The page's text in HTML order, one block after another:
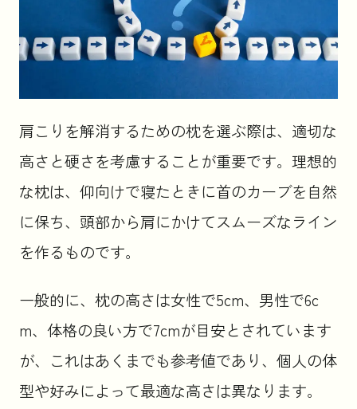
肩こりを解消するための枕を選ぶ際は、適切な
高さと硬さを考慮することが重要です。理想的
な枕は、仰向けで寝たときに首のカーブを自然
に保ち、頭部から肩にかけてスムーズなライン
を作るものです。
一般的に、枕の高さは女性で5cm、男性で6c
m、体格の良い方で7cmが目安とされています
が、これはあくまでも参考値であり、個人の体
型や好みによって最適な高さは異なります。